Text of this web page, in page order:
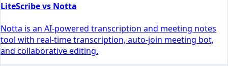
LiteScribe vs Notta
Notta is an AI-powered transcription and meeting notes
tool with real-time transcription, auto-join meeting bot,
and collaborative editing.